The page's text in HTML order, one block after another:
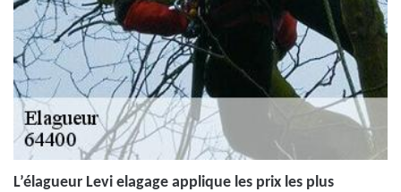
L’élagueur Levi elagage applique les prix les plus